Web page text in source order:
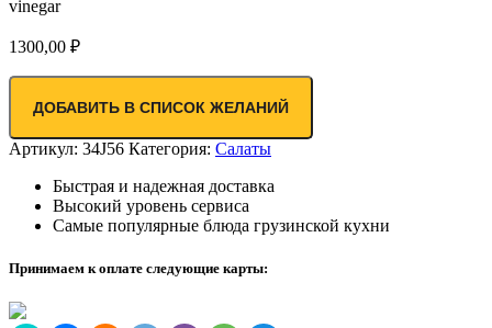
vinegar
1300,00 ₽
ДОБАВИТЬ В СПИСОК ЖЕЛАНИЙ
Артикул: 34J56 Категория: Салаты
Быстрая и надежная доставка
Высокий уровень сервиса
Самые популярные блюда грузинской кухни
Принимаем к оплате следующие карты: